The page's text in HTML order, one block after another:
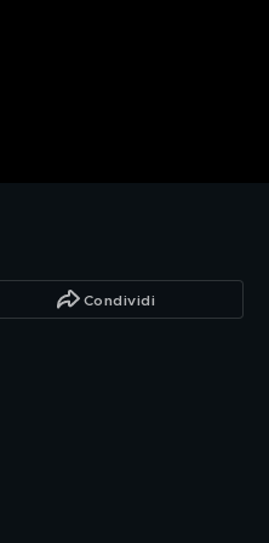
Condividi